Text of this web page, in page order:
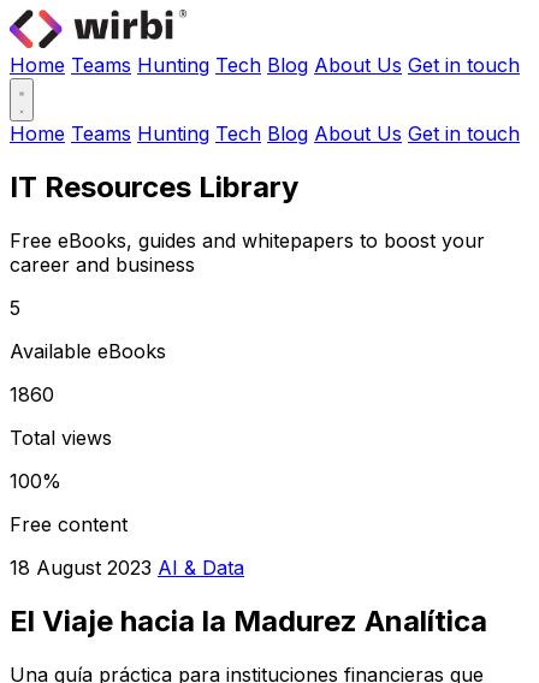
Home Teams Hunting Tech Blog About Us Get in touch
Home Teams Hunting Tech Blog About Us Get in touch
IT Resources Library
Free eBooks, guides and whitepapers to boost your
career and business
5
Available eBooks
1860
Total views
100%
Free content
18 August 2023 AI & Data
El Viaje hacia la Madurez Analítica
Una guía práctica para instituciones financieras que